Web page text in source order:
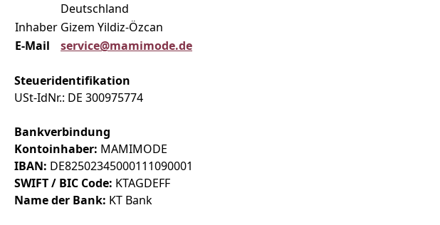
Deutschland
Inhaber Gizem Yildiz-Özcan
E-Mail
service@mamimode.de
Steueridentifikation
USt-IdNr.: DE 300975774
Bankverbindung
Kontoinhaber: MAMIMODE
IBAN: DE82502345000111090001
SWIFT / BIC Code: KTAGDEFF
Name der Bank: KT Bank